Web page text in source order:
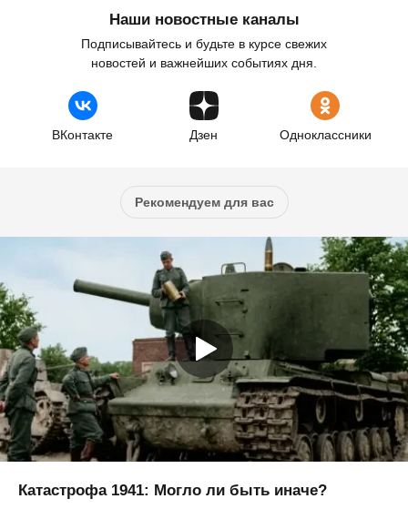
Наши новостные каналы
Подписывайтесь и будьте в курсе свежих
новостей и важнейших событиях дня.
ВКонтакте Дзен Одноклассники
Рекомендуем для вас
Катастрофа 1941: Могло ли быть иначе?